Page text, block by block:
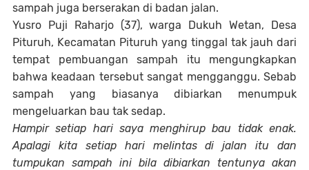
sampah juga berserakan di badan jalan.
Yusro Puji Raharjo (37), warga Dukuh Wetan, Desa
Pituruh, Kecamatan Pituruh yang tinggal tak jauh dari
tempat pembuangan sampah itu mengungkapkan
bahwa keadaan tersebut sangat mengganggu. Sebab
sampah yang biasanya dibiarkan menumpuk
mengeluarkan bau tak sedap.
Hampir setiap hari saya menghirup bau tidak enak.
Apalagi kita setiap hari melintas di jalan itu dan
tumpukan sampah ini bila dibiarkan tentunya akan